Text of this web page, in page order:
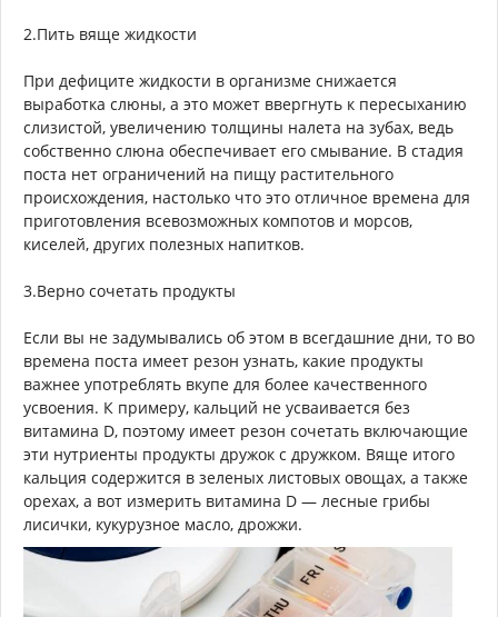
2.Пить вяще жидкости
При дефиците жидкости в организме снижается
выработка слюны, а это может ввергнуть к пересыханию
слизистой, увеличению толщины налета на зубах, ведь
собственно слюна обеспечивает его смывание. В стадия
поста нет ограничений на пищу растительного
происхождения, настолько что это отличное времена для
приготовления всевозможных компотов и морсов,
киселей, других полезных напитков.
3.Верно сочетать продукты
Если вы не задумывались об этом в всегдашние дни, то во
времена поста имеет резон узнать, какие продукты
важнее употреблять вкупе для более качественного
усвоения. К примеру, кальций не усваивается без
витамина D, поэтому имеет резон сочетать включающие
эти нутриенты продукты дружок с дружком. Вяще итого
кальция содержится в зеленых листовых овощах, а также
орехах, а вот измерить витамина D — лесные грибы
лисички, кукурузное масло, дрожжи.